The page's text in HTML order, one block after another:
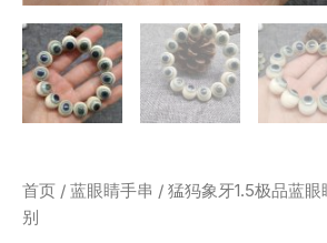
首页 / 蓝眼睛手串 / 猛犸象牙1.5极品蓝
别